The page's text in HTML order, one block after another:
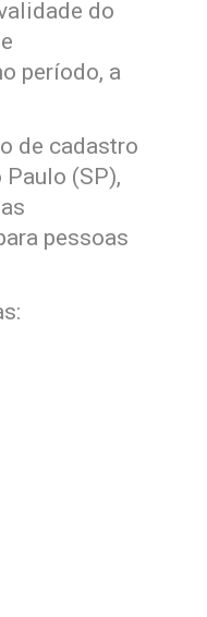
do
período, a
de cadastro
(SP),
pessoas